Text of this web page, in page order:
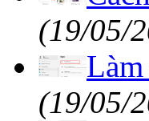
(19/05/
(19/05/